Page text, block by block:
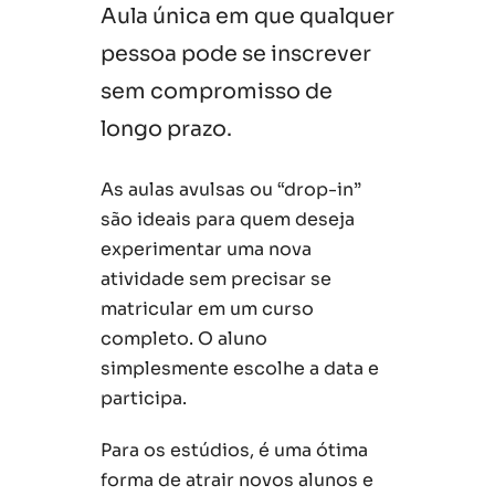
Aula única em que qualquer
pessoa pode se inscrever
sem compromisso de
longo prazo.
As aulas avulsas ou “drop-in”
são ideais para quem deseja
experimentar uma nova
atividade sem precisar se
matricular em um curso
completo. O aluno
simplesmente escolhe a data e
participa.
Para os estúdios, é uma ótima
forma de atrair novos alunos e